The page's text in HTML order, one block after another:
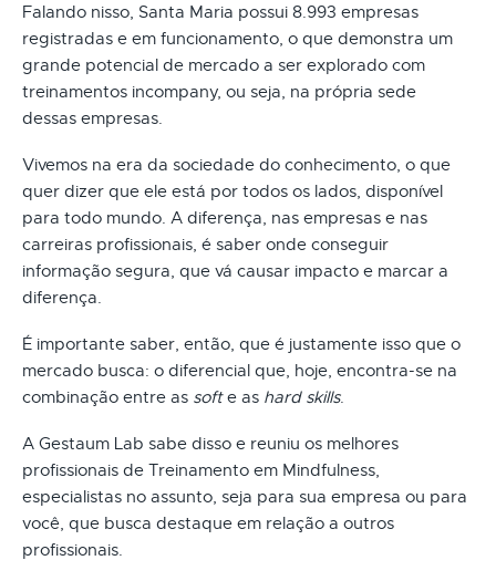
Falando nisso, Santa Maria possui 8.993 empresas
registradas e em funcionamento, o que demonstra um
grande potencial de mercado a ser explorado com
treinamentos incompany, ou seja, na própria sede
dessas empresas.
Vivemos na era da sociedade do conhecimento, o que
quer dizer que ele está por todos os lados, disponível
para todo mundo. A diferença, nas empresas e nas
carreiras profissionais, é saber onde conseguir
informação segura, que vá causar impacto e marcar a
diferença.
É importante saber, então, que é justamente isso que o
mercado busca: o diferencial que, hoje, encontra-se na
combinação entre as softe as hard skills.
A Gestaum Lab sabe disso e reuniu os melhores
profissionais de Treinamento em Mindfulness,
especialistas no assunto, seja para sua empresa ou para
você, que busca destaque em relação a outros
profissionais.